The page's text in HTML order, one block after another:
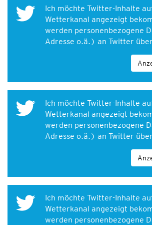
Ich möchte Twitter-Inhalte
Wetterkanal angezeigt
werden personenbezogene
Adresse o.ä.) an Twitter
Ich möchte Twitter-Inhalte
Wetterkanal angezeigt
werden personenbezogene
Adresse o.ä.) an Twitter
Ich möchte Twitter-Inhalte
Wetterkanal angezeigt
werden personenbezogene